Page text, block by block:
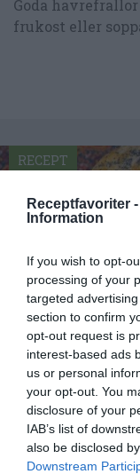
Receptfavoriter -
Information
If you wish to opt-
processing of your
targeted
section to confirm
opt-out request is
interest-based ads
us or personal
your opt-out. You
disclosure of your
IAB’s list of
also be disclosed
Downstream
Goda
frukost eller
Grötfrallor
Baka frallor
i degen.
RECEPT